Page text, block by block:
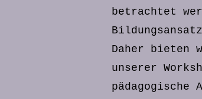
betrachtet
Daher bieten
unserer